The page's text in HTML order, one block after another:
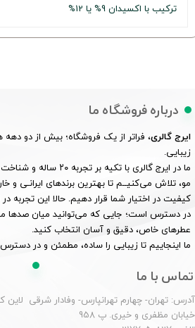
ترکیب با اکسیدان 9% یا 12%
درباره فروشگاه ما
ایرج گالری، فراتر از یک فروشگاه؛ بیش از دو دهه
زیبایی.
ما در ایرج گالری با تکیه
مو، تلاش می‌کنیــم تا بهترین برندهای ایرانـی و
کیفیت در اختیار شما قرار دهیم. حالا این تجربه
در دسترس است؛ جایی که می‌توانید میان صدها
عطرهای خاص، دقیق و آسان انتخاب کنید.
ما اینجاییم تا زیبایی را ساده، مطمئن و در
تماس با ما
آدرس: تهران- چهارم تهرانپارس- وفادار شرقی لاین
خیابان مظفری و خیری. پ 958